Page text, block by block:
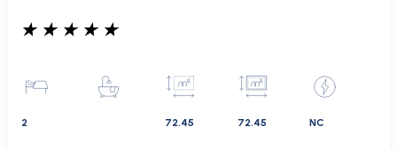
★ ★ ★ ★ ★
2 72.45 72.45 NC